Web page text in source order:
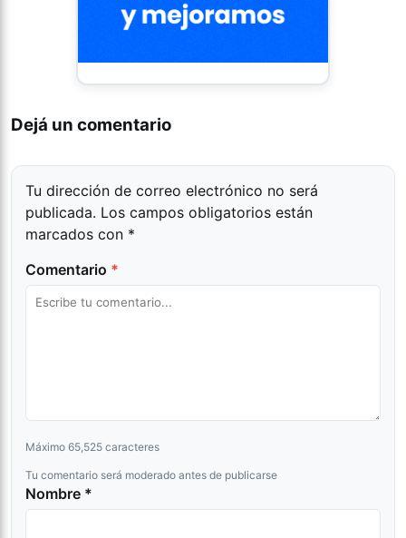
Dejá un comentario
Tu dirección de correo electrónico no será
publicada. Los campos obligatorios están
marcados con *
Comentario *
Máximo 65,525 caracteres
Tu comentario será moderado antes de publicarse
Nombre *